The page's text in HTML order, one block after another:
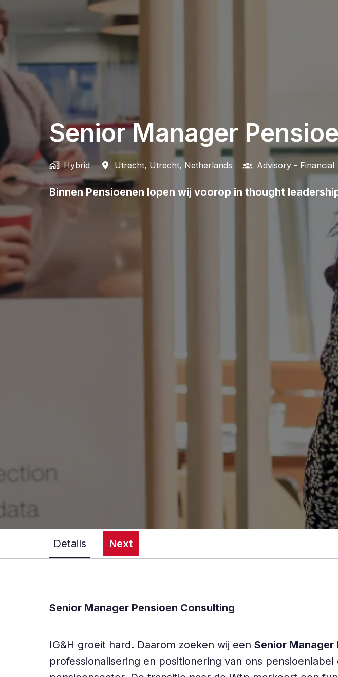
Senior Manager
Hybrid Utrecht, Utrecht, Netherlands Advisory - Financial
Binnen Pensioenen lopen wij voorop in thought
Details Next
Senior Manager Pensioen Consulting
IG&H groeit hard. Daarom zoeken wij een Senior Manager
professionalisering en positionering van ons